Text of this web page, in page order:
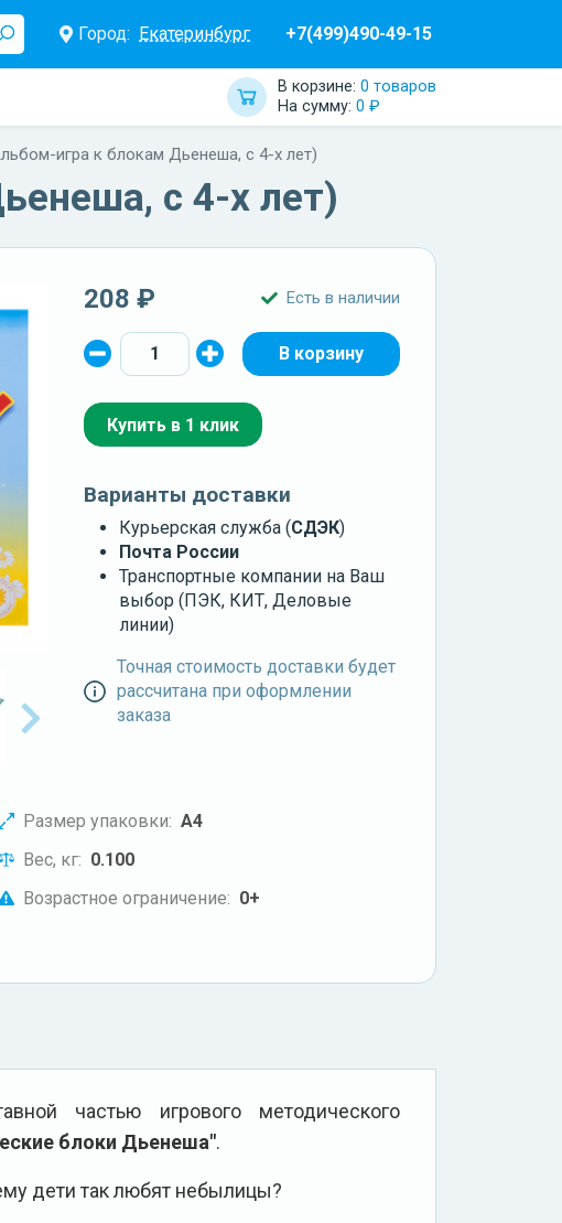
Город: Екатеринбург +7(499)490-49-15
В корзине: 0 товаров
На сумму: 0 ₽
игра к блокам Дьенеша, с 4-х лет)
с 4-х лет)
208 ₽ Есть в наличии
Купить в 1 клик
Варианты доставки
Курьерская служба (СДЭК)
Почта России
Транспортные компании на Ваш
выбор (ПЭК, КИТ, Деловые
линии)
Точная стоимость доставки будет
рассчитана при оформлении
заказа
Размер упаковки: А4
Вес, кг: 0.100
Возрастное ограничение: 0+
частью игрового методического
блоки Дьенеша".
дети так любят небылицы?